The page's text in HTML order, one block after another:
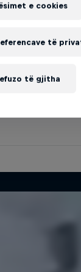
2026
e cookies
të gjitha
të